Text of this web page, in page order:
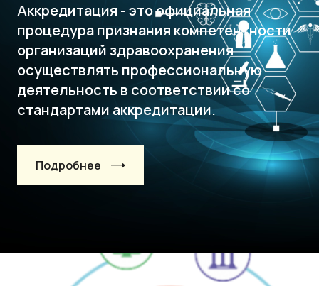
Аккредитация - это официальная
процедура признания компетентности
организаций здравоохранения
осуществлять профессиональную
деятельность в соответствии со
стандартами аккредитации.
Подробнее